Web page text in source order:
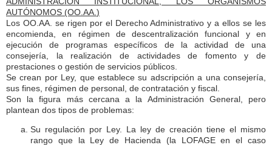
AUTÓNOMOS (OO.AA. )
Los OO.AA. se rigen por el Derecho Administrativo y a ellos se les
encomienda, en régimen de descentralización funcional y en
ejecución de programas específicos de la actividad de una
consejería, la realización de actividades de fomento y de
prestaciones o gestión de servicios públicos.
Se crean por Ley, que establece su adscripción a una consejería,
sus fines, régimen de personal, de contratación y fiscal.
Son la figura más cercana a la Administración General, pero
plantean dos tipos de problemas:
Su regulación por Ley. La ley de creación tiene el mismo
rango que la Ley de Hacienda (la LOFAGE en el caso